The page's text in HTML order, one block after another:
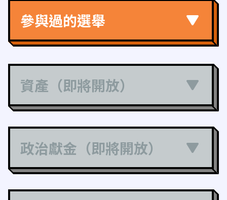
參與過的選舉
資產（即將開放）
政治獻金（即將開放）